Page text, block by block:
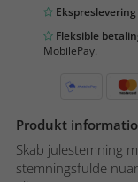
Ekspreslevering
Fleksible
MobilePay.
Produkt
Skab julestemning
stemningsfulde